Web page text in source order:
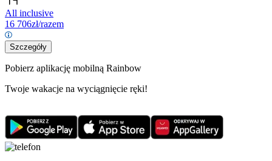
All inclusive
16 706zł/razem
Szczegóły
Pobierz aplikację mobilną Rainbow
Twoje wakacje na wyciągnięcie ręki!